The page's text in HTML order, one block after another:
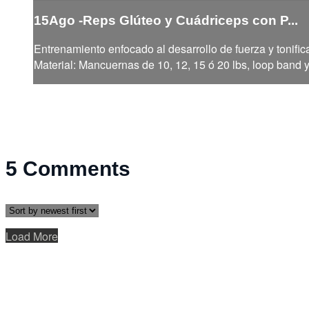
15Ago -Reps Glúteo y Cuádriceps con P...
Entrenamiento enfocado al desarrollo de fuerza y
Material: Mancuernas de 10, 12, 15 ó 20 lbs, loop band
5 Comments
Load More